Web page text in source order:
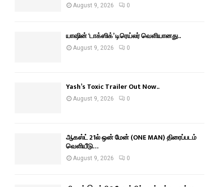
August 9, 2026 0
யாஷின் ‘டாக்ஸிக்’ டிரெய்லர் வெளியானது..
August 9, 2026 0
Yash’s Toxic Trailer Out Now..
August 9, 2026 0
ஆகஸ்ட் 21ல் ஒன் மேன் (ONE MAN) திரைப்படம்
வெளியீடு…
August 9, 2026 0